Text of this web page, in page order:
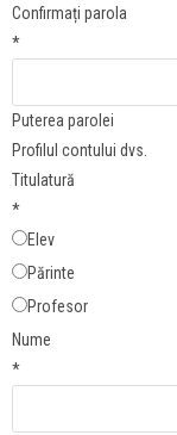
Confirmați parola
*
Puterea parolei
Profilul contului dvs.
Titulatură
*
Elev
Părinte
Profesor
Nume
*